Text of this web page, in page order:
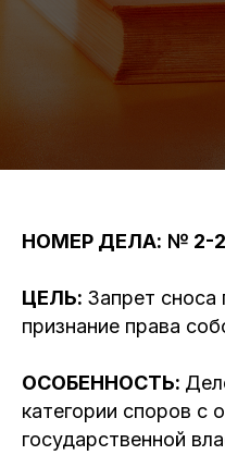
НОМЕР ДЕЛА: № 2-
ЦЕЛЬ: Запрет сноса
признание права
ОСОБЕННОСТЬ:
категории споров с
государственной